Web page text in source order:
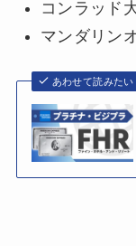
コンラッド
マンダリン
あわせて読みたい